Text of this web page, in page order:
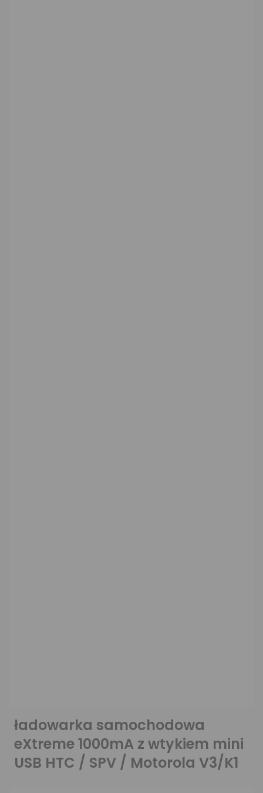
ładowarka samochodowa
eXtreme 1000mA z wtykiem mini
USB HTC / SPV / Motorola V3/K1